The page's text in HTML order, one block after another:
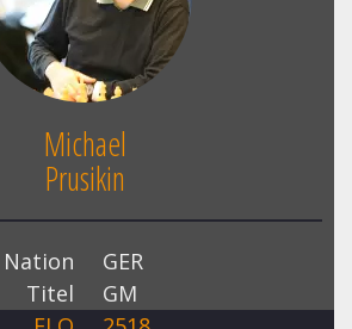
Michael
Prusikin
Nation
GER
Titel
GM